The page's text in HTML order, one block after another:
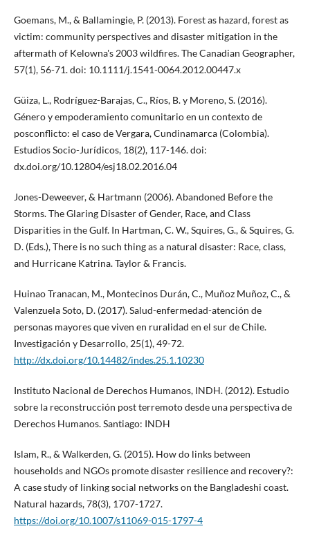
Goemans, M., & Ballamingie, P. (2013). Forest as hazard, forest as
victim: community perspectives and disaster mitigation in the
aftermath of Kelowna's 2003 wildfires. The Canadian Geographer,
57(1), 56-71. doi: 10.1111/j.1541-0064.2012.00447.x
Güiza, L., Rodríguez-Barajas, C., Ríos, B. y Moreno, S. (2016).
Género y empoderamiento comunitario en un contexto de
posconflicto: el caso de Vergara, Cundinamarca (Colombia).
Estudios Socio-Jurídicos, 18(2), 117-146. doi:
dx.doi.org/10.12804/esj18.02.2016.04
Jones-Deweever, & Hartmann (2006). Abandoned Before the
Storms. The Glaring Disaster of Gender, Race, and Class
Disparities in the Gulf. In Hartman, C. W., Squires, G., & Squires, G.
D. (Eds.), There is no such thing as a natural disaster: Race, class,
and Hurricane Katrina. Taylor & Francis.
Huinao Tranacan, M., Montecinos Durán, C., Muñoz Muñoz, C., &
Valenzuela Soto, D. (2017). Salud-enfermedad-atención de
personas mayores que viven en ruralidad en el sur de Chile.
Investigación y Desarrollo, 25(1), 49-72.
http://dx.doi.org/10.14482/indes.25.1.10230
Instituto Nacional de Derechos Humanos, INDH. (2012). Estudio
sobre la reconstrucción post terremoto desde una perspectiva de
Derechos Humanos. Santiago: INDH
Islam, R., & Walkerden, G. (2015). How do links between
households and NGOs promote disaster resilience and recovery?:
A case study of linking social networks on the Bangladeshi coast.
Natural hazards, 78(3), 1707-1727.
https://doi.org/10.1007/s11069-015-1797-4